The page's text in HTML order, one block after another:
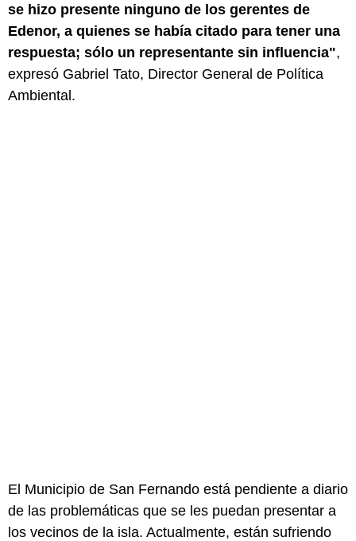
se hizo presente ninguno de los gerentes de
Edenor, a quienes se había citado para tener una
respuesta; sólo un representante sin influencia",
expresó Gabriel Tato, Director General de Política
Ambiental.
El Municipio de San Fernando está pendiente a diario
de las problemáticas que se les puedan presentar a
los vecinos de la isla. Actualmente, están sufriendo